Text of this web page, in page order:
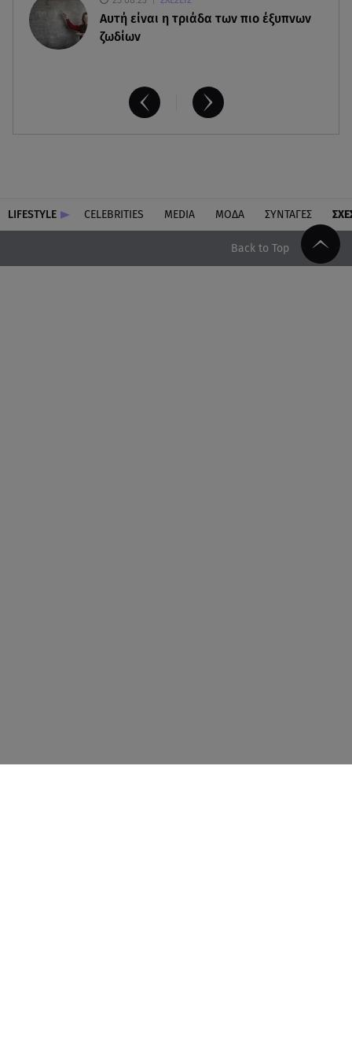
Aυτή είναι η τριάδα των πιο έξυπνων
ζωδίων
LIFESTYLE CELEBRITIES MEDIA ΜΟΔΑ ΣΥΝΤΑΓΕΣ
Back to Top